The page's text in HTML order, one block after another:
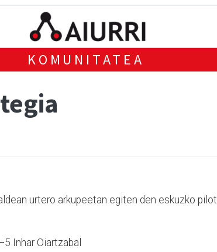
KOMUNITATEA
urtero arkupeetan egiten den eskuzko
Inhar Oiartzabal